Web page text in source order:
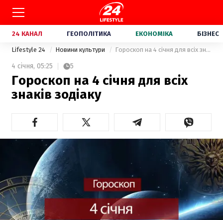
24 КАНАЛ ГЕОПОЛІТИКА ЕКОНОМІКА БІЗНЕС
Lifestyle 24 Новини культури Гороскоп на 4 січня для всіх знаків зодіаку
4 січня, 05:25 5
Гороскоп на 4 січня для всіх
знаків зодіаку